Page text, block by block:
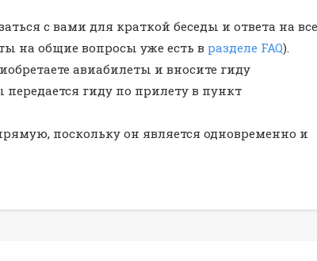
с вами для краткой беседы и ответа на все
на общие вопросы уже есть в разделе FAQ).
авиабилеты и вносите гиду
гиду по прилету в пункт
поскольку он является одновременно и